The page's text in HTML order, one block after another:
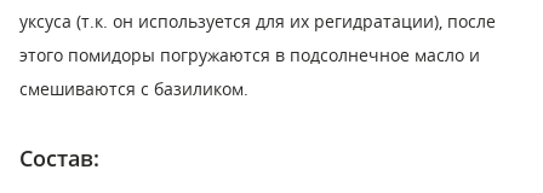
уксуса (т.к. он используется для их регидратации), после
этого помидоры погружаются в подсолнечное масло и
смешиваются с базиликом.
Состав: